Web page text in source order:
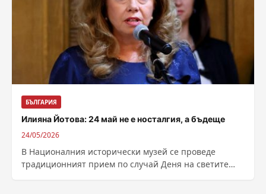
БЪЛГАРИЯ
Илияна Йотова: 24 май не е носталгия, а бъдеще
24/05/2026
В Националния исторически музей се проведе
традиционният прием по случай Деня на светите